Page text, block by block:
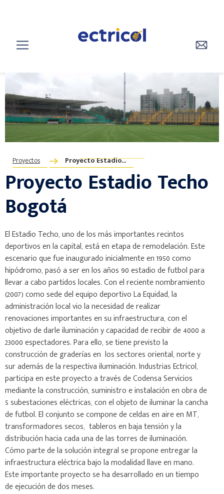
Proyectos Proyecto Estadio...
Proyecto Estadio Techo
Bogotá
El Estadio Techo, uno de los más importantes recintos
deportivos en la capital, está en etapa de remodelación. Este
escenario que fue inaugurado inicialmente en 1950 como
hipódromo, pasó a ser en los años 90 estadio de futbol para
llevar a cabo partidos locales. Con el reciente nombramiento
(2007) como sede del equipo deportivo La Equidad, la
administración local vio la necesidad de realizar
renovaciones importantes en su infraestructura, con el
objetivo de darle iluminación y capacidad de recibir de 4000 a
23000 espectadores. Para ello, se tiene previsto la
construcción de graderías en los sectores oriental, norte y
sur además de la respectiva iluminación. Industrias Ectricol,
participa en este proyecto a través de Codensa Servicios
mediante la construcción, suministro e instalación en obra de
5 subestaciones eléctricas, con el objeto de iluminar la cancha
de futbol. El conjunto se compone de celdas en aire en MT,
transformadores secos, tableros en baja tensión y la
distribución hacia cada una de las torres de iluminación.
Cómo parte de la solución integral se propone entregar la
infraestructura eléctrica bajo la modalidad llave en mano.
Este importante proyecto se ha desarrollado en un tiempo
de ejecución de dos meses.